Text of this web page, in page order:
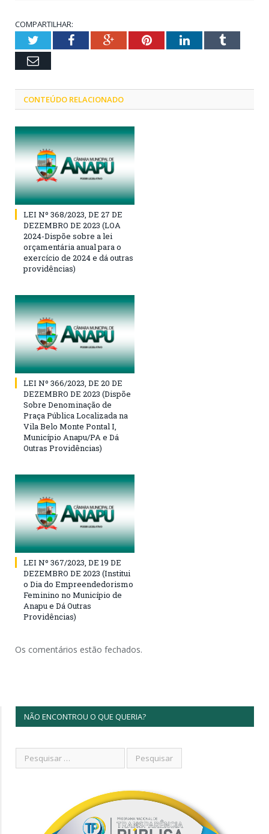
COMPARTILHAR:
TwitterFacebookGoogle+PinterestLinkedInTumblr
Email
CONTEÚDO RELACIONADO
LEI Nº 368/2023, DE 27 DE
DEZEMBRO DE 2023 (LOA
2024-Dispõe sobre a lei
orçamentária anual para o
exercício de 2024 e dá outras
providências)
LEI Nº 366/2023, DE 20 DE
DEZEMBRO DE 2023 (Dispõe
Sobre Denominação de
Praça Pública Localizada na
Vila Belo Monte Pontal I,
Município Anapu/PA e Dá
Outras Providências)
LEI Nº 367/2023, DE 19 DE
DEZEMBRO DE 2023 (Institui
o Dia do Empreendedorismo
Feminino no Município de
Anapu e Dá Outras
Providências)
Os comentários estão fechados.
NÃO ENCONTROU O QUE QUERIA?